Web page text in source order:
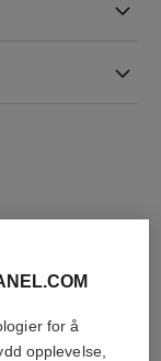
for å
opplevelse,